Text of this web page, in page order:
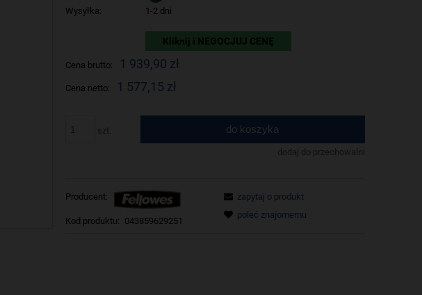
Wysyłka:
1-2 dni
Kliknij i NEGOCJUJ CENĘ
Cena brutto: 1 939,90 zł
Cena netto: 1 577,15 zł
do koszyka
dodaj do przechowalni
Producent:
Kod produktu: 043859629251
zapytaj o produkt
poleć znajomemu